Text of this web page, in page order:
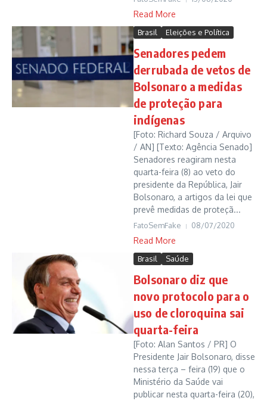
Read More
Brasil Eleições e Política
Senadores pedem
derrubada de vetos de
Bolsonaro a medidas
de proteção para
indígenas
[Foto: Richard Souza / Arquivo
/ AN] [Texto: Agência Senado]
Senadores reagiram nesta
quarta-feira (8) ao veto do
presidente da República, Jair
Bolsonaro, a artigos da lei que
prevê medidas de proteçã...
FatoSemFake 08/07/2020
Read More
Brasil Saúde
Bolsonaro diz que
novo protocolo para o
uso de cloroquina sai
quarta-feira
[Foto: Alan Santos / PR] O
Presidente Jair Bolsonaro, disse
nessa terça – feira (19) que o
Ministério da Saúde vai
publicar nesta quarta-feira (20),